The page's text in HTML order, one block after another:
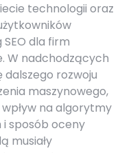
technologii oraz
SEO dla firm
W nadchodzących
rozwoju
maszynowego,
na algorytmy
sposób oceny
musiały